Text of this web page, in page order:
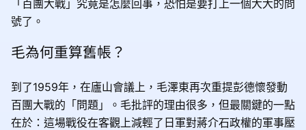
「百團大戰」究竟是怎麼回事，恐怕是要打上一個大大的問
號了。
毛為何重算舊帳？
到了1959年，在廬山會議上，毛澤東再次重提彭德懷發動
百團大戰的「問題」。毛批評的理由很多，但最關鍵的一點
在於：這場戰役在客觀上減輕了日軍對蔣介石政權的軍事壓